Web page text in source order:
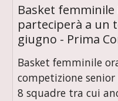
Basket
parteciperà a un
giugno - Prima
Basket femminile
competizione
8 squadre tra cui